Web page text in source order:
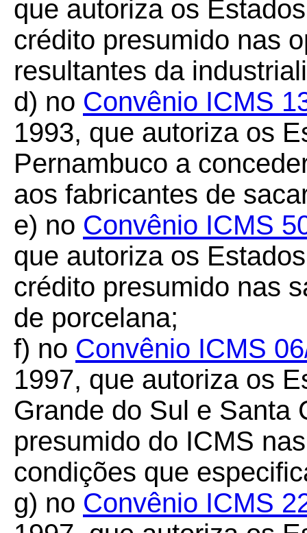
que autoriza os
crédito presumido nas
resultantes da
d) no Convênio ICMS
1993, que autoriza os
Pernambuco a
aos fabricantes de
e) no Convênio ICMS
que autoriza os
crédito presumido nas
de porcelana;
f) no Convênio ICMS
1997, que autoriza os
Grande do Sul e Santa
presumido do ICMS
condições que
g) no Convênio ICMS